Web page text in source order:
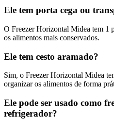
Ele tem porta cega ou
O Freezer Horizontal Midea tem 1
os alimentos mais conservados.
Ele tem cesto aramado?
Sim, o Freezer Horizontal Midea
organizar os alimentos de forma
Ele pode ser usado como
refrigerador?